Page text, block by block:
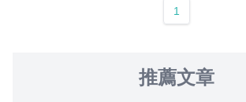
1
推薦文章